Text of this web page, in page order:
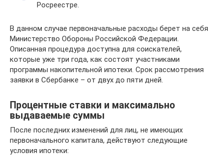
Росреестре.
В данном случае первоначальные расходы берет на себя
Министерство Обороны Российской Федерации.
Описанная процедура доступна для соискателей,
которые уже три года, как состоят участниками
программы накопительной ипотеки. Срок рассмотрения
заявки в Сбербанке – от двух до пяти дней.
Процентные ставки и максимально
выдаваемые суммы
После последних изменений для лиц, не имеющих
первоначального капитала, действуют следующие
условия ипотеки: